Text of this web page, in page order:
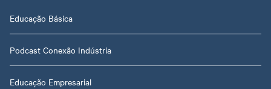
Educação Básica
Podcast Conexão Indústria
Educação Empresarial